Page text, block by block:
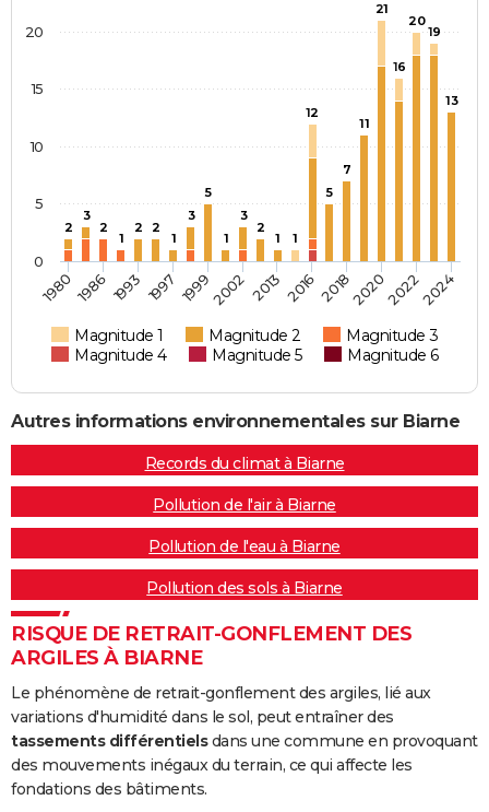
2
3
2
1
2 2
1
3
5
1
3
2
1 1
12
5
7
11
21
16
20
19
13
Magnitude 1 Magnitude 2
Magnitude 3
Magnitude 4
Magnitude 5 Magnitude 6
198019861993 1997 19992002 2013 20162018202020222024
0
5
10
15
20
Autres informations environnementales sur Biarne
Records du climat à Biarne
Pollution de l'air à Biarne
Pollution de l'eau à Biarne
Pollution des sols à Biarne
RISQUE DE RETRAIT-GONFLEMENT DES
ARGILES À BIARNE
Le phénomène de retrait-gonflement des argiles, lié aux
variations d'humidité dans le sol, peut entraîner des
tassements différentielsdans une commune en provoquant
des mouvements inégaux du terrain, ce qui affecte les
fondations des bâtiments.